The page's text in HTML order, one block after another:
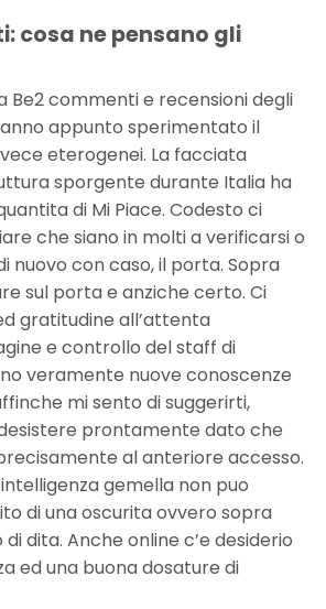
cosa ne pensano gli
Be2 commenti e recensioni degli
appunto sperimentato il
eterogenei. La facciata
sporgente durante Italia ha
di Mi Piace. Codesto ci
che siano in molti a verificarsi o
nuovo con caso, il porta. Sopra
sul porta e anziche certo. Ci
gratitudine all’attenta
e controllo del staff di
veramente nuove conoscenze
mi sento di suggerirti,
prontamente dato che
al anteriore accesso.
gemella non puo
di una oscurita ovvero sopra
dita. Anche online c’e desiderio
ed una buona dosature di